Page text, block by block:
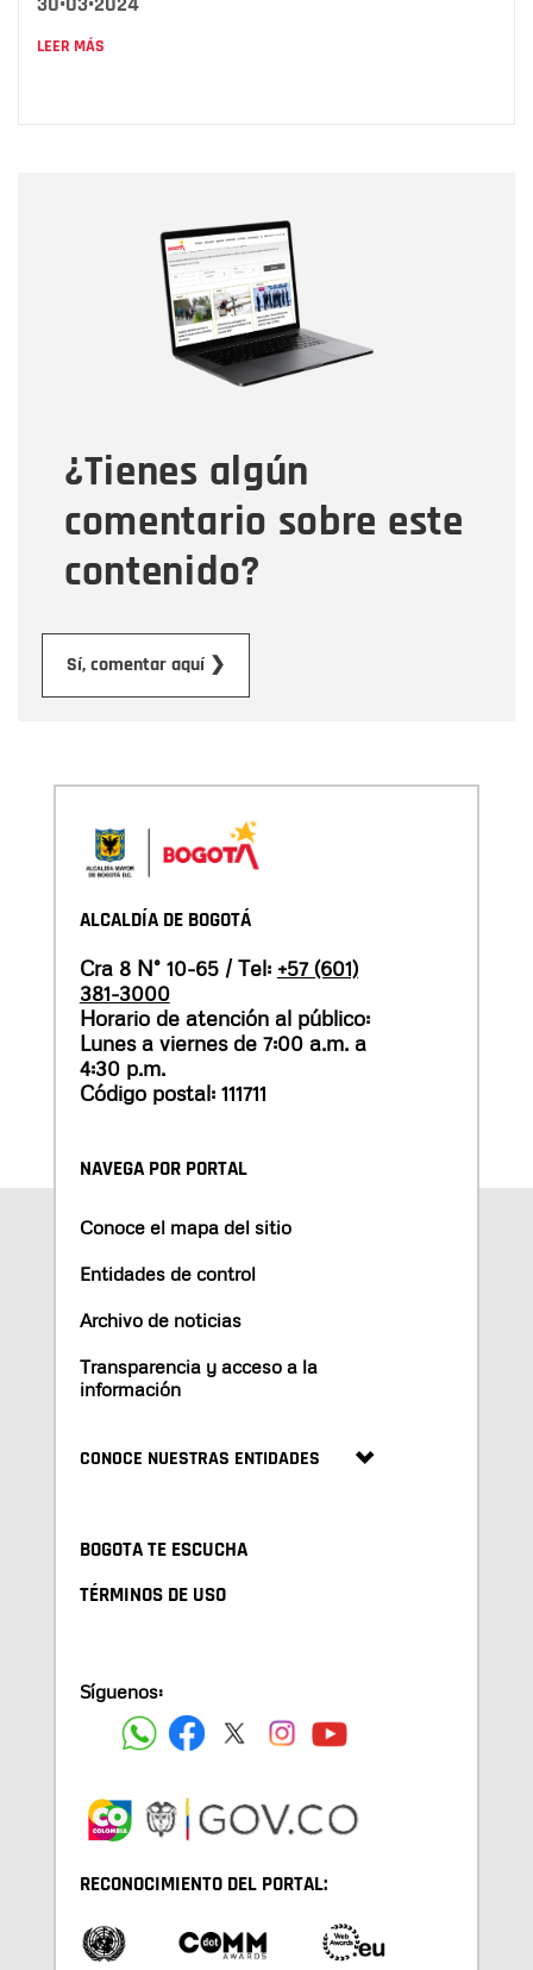
LEER MÁS
¿Tienes algún
comentario sobre este
contenido?
Sí, comentar aquí ❯
Correo electrónico
Tipo de comentario
Mensaje
ALCALDÍA DE BOGOTÁ
Cra 8 N° 10-65 / Tel: +57 (601)
381-3000
Horario de atención al público:
Lunes a viernes de 7:00 a.m. a
4:30 p.m.
Código postal: 111711
NAVEGA POR PORTAL
Conoce el mapa del sitio
Entidades de control
Archivo de noticias
Transparencia y acceso a la
información
CONOCE NUESTRAS ENTIDADES
BOGOTA TE ESCUCHA
TÉRMINOS DE USO
Síguenos:
RECONOCIMIENTO DEL PORTAL: